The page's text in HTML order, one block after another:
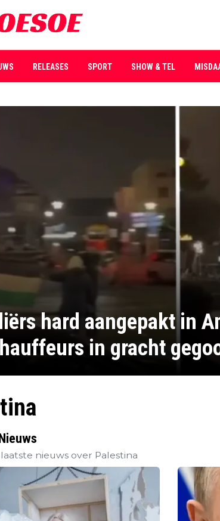
RELEASES SPORT SHOW & TEL
hard aangepakt in
in gracht
nieuws over Palestina